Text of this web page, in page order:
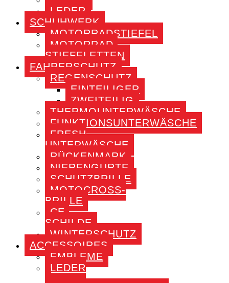
LEDER
SCHUHWERK
MOTORRADSTIEFEL
MOTORRAD-
STIEFELETTEN
FAHRERSCHUTZ
REGENSCHUTZ
EINTEILIGER
ZWEITEILIG
THERMOUNTERWÄSCHE
FUNKTIONSUNTERWÄSCHE
FRESH
UNTERWÄSCHE
RÜCKENMARK
NIERENGURTE
SCHUTZBRILLE
MOTOCROSS-
BRILLE
CE-
SCHILDE
WINTERSCHUTZ
ACCESSOIRES
EMBLEME
LEDER